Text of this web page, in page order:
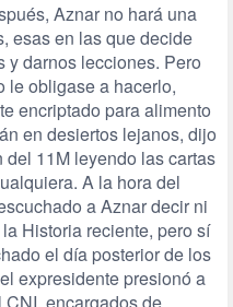
Aznar no hará una
esas en las que decide
y darnos lecciones. Pero
le obligase a hacerlo,
encriptado para alimento
en desiertos lejanos, dijo
11M leyendo las cartas
A la hora del
a Aznar decir ni
Historia reciente, pero sí
el día posterior de los
expresidente presionó a